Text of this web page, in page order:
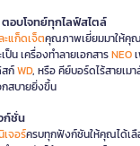
อบโจทย์ทุกไลฟ์สไตล์
ะแก็ดเจ็ตคุณภาพเยี่ยมมาให้คุ
น เครื่องทำลายเอกสารNEO
ก์WD, หรือ คีย์บอร์ดไร้สายเม
สบายยิ่งขึ้น
ก์ชั่น
เจอร์ครบทุกฟังก์ชันให้คุณได้เ